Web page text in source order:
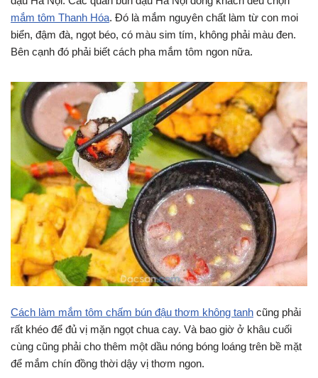
mắm tôm Thanh Hóa. Đó là mắm nguyên chất làm từ con moi
biển, đậm đà, ngọt béo, có màu sim tím, không phải màu đen.
Bên cạnh đó phải biết cách pha mắm tôm ngon nữa.
Cách làm mắm tôm chấm bún đậu thơm không tanh cũng phải
rất khéo để đủ vị mặn ngọt chua cay. Và bao giờ ở khâu cuối
cùng cũng phải cho thêm một dầu nóng bóng loáng trên bề mặt
để mắm chín đồng thời dậy vị thơm ngon.